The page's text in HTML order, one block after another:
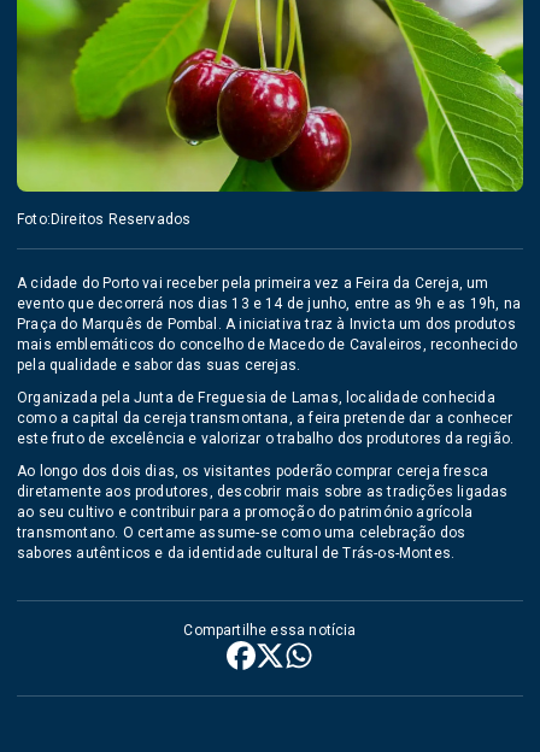
Foto:Direitos Reservados
A cidade do Porto vai receber pela primeira vez a Feira da Cereja, um
evento que decorrerá nos dias 13 e 14 de junho, entre as 9h e as 19h, na
Praça do Marquês de Pombal. A iniciativa traz à Invicta um dos produtos
mais emblemáticos do concelho de Macedo de Cavaleiros, reconhecido
pela qualidade e sabor das suas cerejas.
Organizada pela Junta de Freguesia de Lamas, localidade conhecida
como a capital da cereja transmontana, a feira pretende dar a conhecer
este fruto de excelência e valorizar o trabalho dos produtores da região.
Ao longo dos dois dias, os visitantes poderão comprar cereja fresca
diretamente aos produtores, descobrir mais sobre as tradições ligadas
ao seu cultivo e contribuir para a promoção do património agrícola
transmontano. O certame assume-se como uma celebração dos
sabores autênticos e da identidade cultural de Trás-os-Montes.
Compartilhe essa notícia